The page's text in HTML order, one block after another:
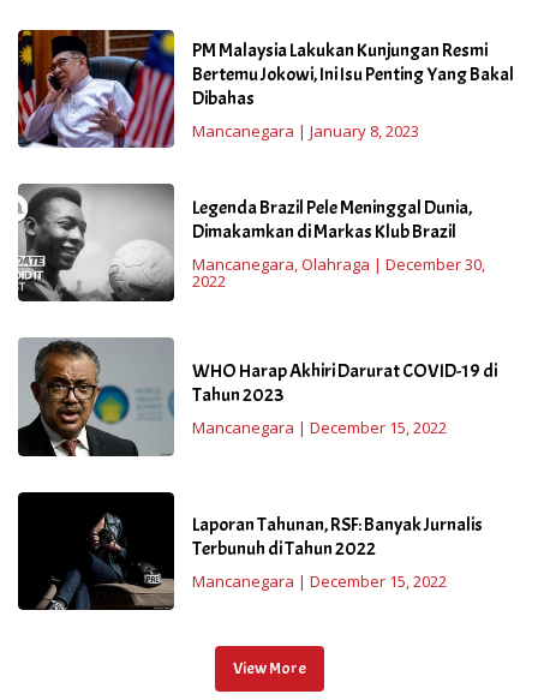
PM Malaysia Lakukan Kunjungan Resmi
Bertemu Jokowi, Ini Isu Penting Yang Bakal
Dibahas
Mancanegara | January 8, 2023
Legenda Brazil Pele Meninggal Dunia,
Dimakamkan di Markas Klub Brazil
Mancanegara,Olahraga | December 30,
2022
WHO Harap Akhiri Darurat COVID-19 di
Tahun 2023
Mancanegara | December 15, 2022
Laporan Tahunan, RSF: Banyak Jurnalis
Terbunuh di Tahun 2022
Mancanegara | December 15, 2022
View More